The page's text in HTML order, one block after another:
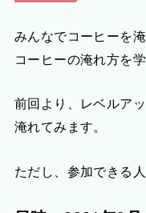
みんなでコーヒーを
コーヒーの淹れ方を
前回より、レベルア
淹れてみます。
ただし、参加できる